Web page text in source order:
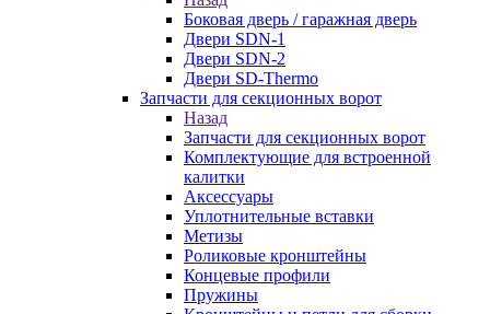
Боковая дверь / гаражная дверь
Двери SDN-1
Двери SDN-2
Двери SD-Thermo
Запчасти для секционных ворот
Назад
Запчасти для секционных ворот
Комплектующие для встроенной
калитки
Аксессуары
Уплотнительные вставки
Метизы
Роликовые кронштейны
Концевые профили
Пружины